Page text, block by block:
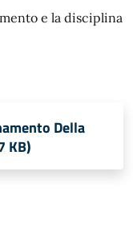
e la disciplina
Della
KB)